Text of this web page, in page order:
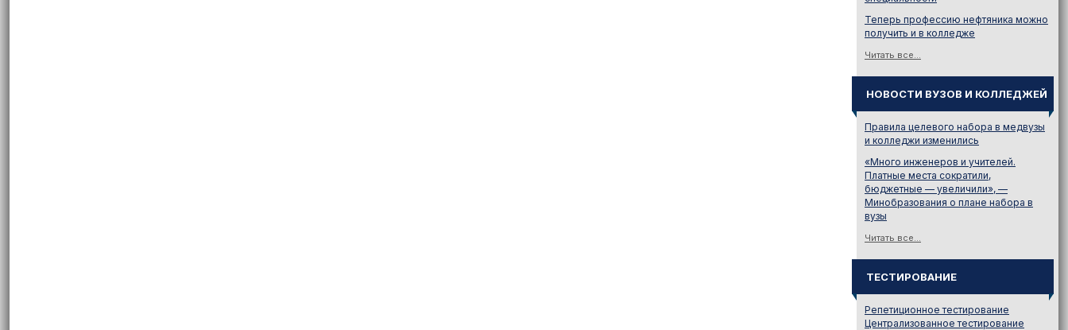
Теперь профессию нефтяника можно
получить и в колледже
Читать все...
НОВОСТИ ВУЗОВ И КОЛЛЕДЖЕЙ
Правила целевого набора в медвузы
и колледжи изменились
«Много инженеров и учителей.
Платные места сократили,
бюджетные — увеличили», —
Минобразования о плане набора в
вузы
Читать все...
ТЕСТИРОВАНИЕ
Репетиционное тестирование
Централизованное тестирование